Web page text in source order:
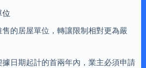
位
售的居屋單位，轉讓限制相對更為嚴
日期起計的首兩年內，業主必須申請